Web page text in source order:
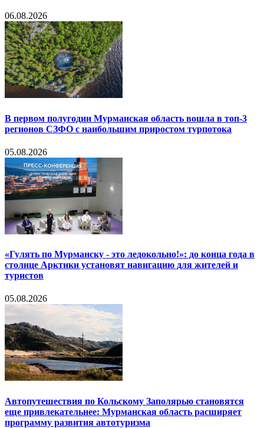
06.08.2026
В первом полугодии Мурманская область вошла в топ-3
регионов СЗФО с наибольшим приростом турпотока
05.08.2026
«Гулять по Мурманску - это ледокольно!»: до конца года в
столице Арктики установят навигацию для жителей и
туристов
05.08.2026
Автопутешествия по Кольскому Заполярью становятся
еще привлекательнее: Мурманская область расширяет
программу развития автотуризма